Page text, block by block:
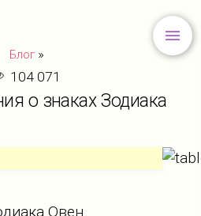
Блог»
104 071
о знаках Зодиака